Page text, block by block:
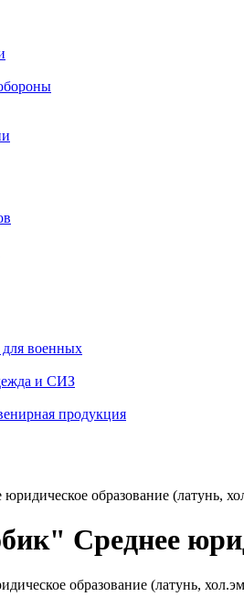
военных
и СИЗ
продукция
образование (латунь,
Среднее